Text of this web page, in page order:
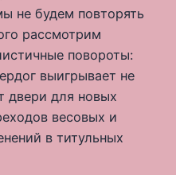
не будем повторять
рассмотрим
повороты:
выигрывает не
двери для новых
весовых и
в титульных